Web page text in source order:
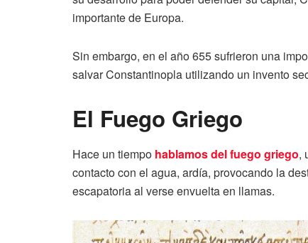
importante de Europa.
Sin embargo, en el año 655 sufrieron una
salvar Constantinopla utilizando un invento
El Fuego Griego
Hace un tiempo hablamos del fuego griego,
contacto con el agua, ardía, provocando la
escapatoria al verse envuelta en llamas.